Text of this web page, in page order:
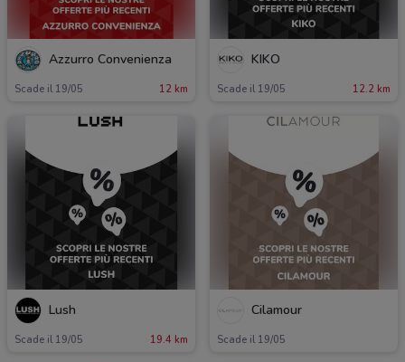
Azzurro Convenienza
Scade il 19/05 12 km
KIKO
Scade il 19/05 12.2 km
Lush
Scade il 19/05 19.4 km
Cilamour
Scade il 19/05